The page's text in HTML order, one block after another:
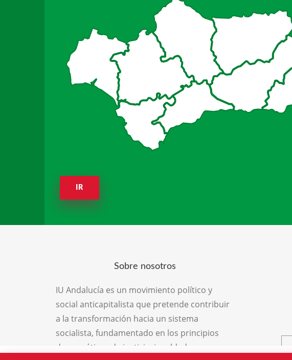
IR
Sobre nosotros
IU Andalucía es un movimiento político y
social anticapitalista que pretende contribuir
a la transformación hacia un sistema
socialista, fundamentado en los principios
democráticos de justicia, igualdad,